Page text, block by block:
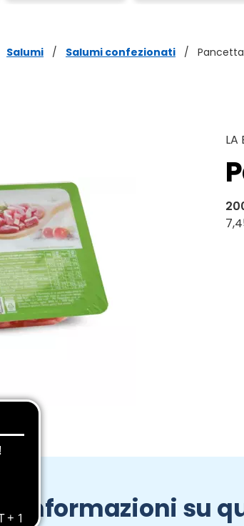
Salumi / Salumi confezionati /
LA
Informazioni su